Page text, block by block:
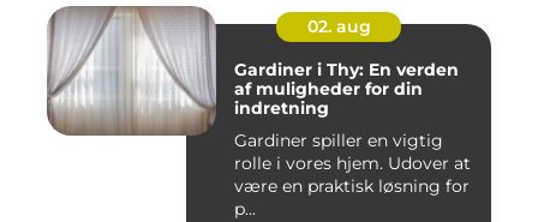
02. aug
Gardiner i Thy: En verden
af muligheder for din
indretning
Gardiner spiller en vigtig
rolle i vores hjem. Udover at
være en praktisk løsning for
p...